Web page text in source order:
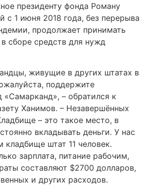
президенту фонда Роману
с 1 июня 2018 года, без перерыва
продолжает принимать
сборе средств для нужд
живущие в других штатах в
поддержите
«Самарканд», – обратился к
Ханимов. – Незавершённых
– это такое место, в
вкладывать деньги. У нас
кладбище штат 11 человек.
зарплата, питание рабочим,
составляют $2700 долларов,
и других расходов.